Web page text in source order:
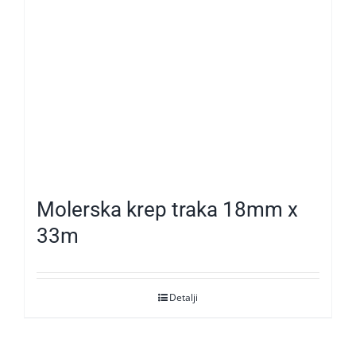
Molerska krep traka 18mm x
33m
Detalji